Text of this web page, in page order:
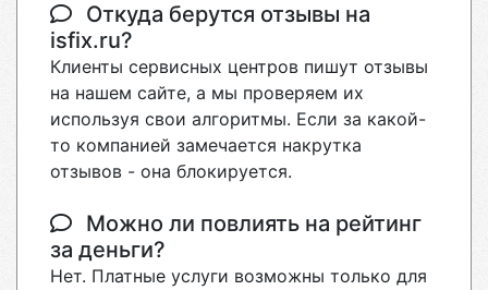
Откуда берутся отзывы на
isfix.ru?
Клиенты сервисных центров пишут отзывы
на нашем сайте, а мы проверяем их
используя свои алгоритмы. Если за какой-
то компанией замечается накрутка
отзывов - она блокируется.
Можно ли повлиять на рейтинг
за деньги?
Нет. Платные услуги возможны только для